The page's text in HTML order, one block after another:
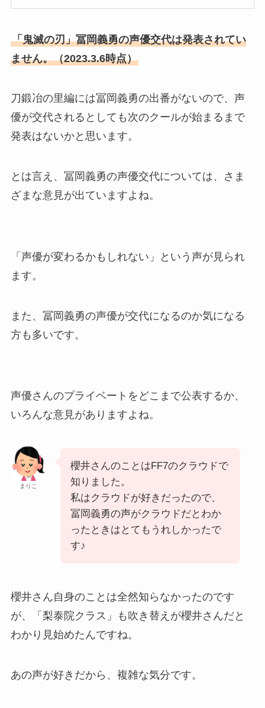
「鬼滅の刃」冨岡義勇の声優交代は発表されてい
ません。（2023.3.6時点）
刀鍛冶の里編には冨岡義勇の出番がないので、声
優が交代されるとしても次のクールが始まるまで
発表はないかと思います。
とは言え、冨岡義勇の声優交代については、さま
ざまな意見が出ていますよね。
「声優が変わるかもしれない」という声が見られ
ます。
また、冨岡義勇の声優が交代になるのか気になる
方も多いです。
声優さんのプライベートをどこまで公表するか、
いろんな意見がありますよね。
まりこ
櫻井さんのことはFF7のクラウドで
知りました。
私はクラウドが好きだったので、
冨岡義勇の声がクラウドだとわか
ったときはとてもうれしかったで
す♪
櫻井さん自身のことは全然知らなかったのです
が、「梨泰院クラス」も吹き替えが櫻井さんだと
わかり見始めたんですね。
あの声が好きだから、複雑な気分です。